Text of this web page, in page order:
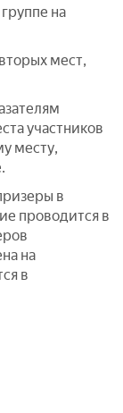
на
мест,
участников
месту,
в
проводится в
на
в